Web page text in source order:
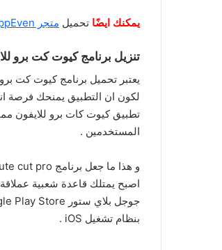
يمكنك ايضًا تحميل متجر AppEven
تنزيل برنامج كيوت كت برو
يعتبر تحميل برنامج كيوت كت
لكون ان التطبيق يمنحك فرصة
تطبيق كيوت كات برو للايفون
المستخدمين .
اصبح يمتلك قاعدة شعبية
بنظام تشغيل iOS .